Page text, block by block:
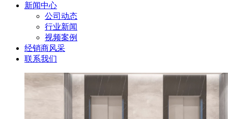
新闻中心
公司动态
行业新闻
视频案例
经销商风采
联系我们